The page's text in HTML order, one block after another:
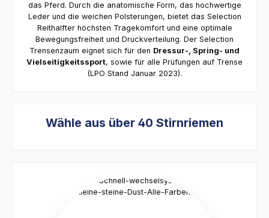
das Pferd. Durch die anatomische Form, das hochwertige
Leder und die weichen Polsterungen, bietet das Selection
Reithalfter höchsten Tragekomfort und eine optimale
Bewegungsfreiheit und Druckverteilung. Der Selection
Trensenzaum eignet sich für den Dressur-, Spring- und
Vielseitigkeitssport, sowie für alle Prüfungen auf Trense
(LPO Stand Januar 2023).
Wähle aus über 40 Stirnriemen